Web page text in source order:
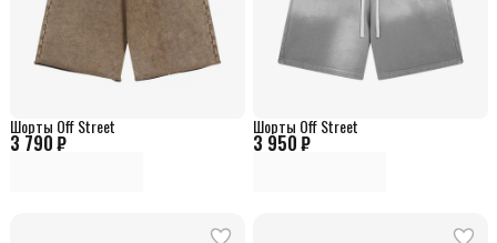
3 790 ₽
Шорты Off Street
3 950 ₽
Шорты Off Street